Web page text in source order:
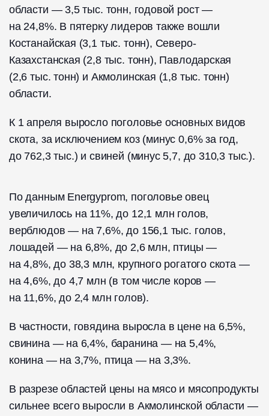
области — 3,5 тыс. тонн, годовой рост —
на 24,8%. В пятерку лидеров также вошли
Костанайская (3,1 тыс. тонн), Северо-
Казахстанская (2,8 тыс. тонн), Павлодарская
(2,6 тыс. тонн) и Акмолинская (1,8 тыс. тонн)
области.
К 1 апреля выросло поголовье основных видов
скота, за исключением коз (минус 0,6% за год,
до 762,3 тыс.) и свиней (минус 5,7, до 310,3 тыс.).
По данным Energyprom, поголовье овец
увеличилось на 11%, до 12,1 млн голов,
верблюдов — на 7,6%, до 156,1 тыс. голов,
лошадей — на 6,8%, до 2,6 млн, птицы —
на 4,8%, до 38,3 млн, крупного рогатого скота —
на 4,6%, до 4,7 млн (в том числе коров —
на 11,6%, до 2,4 млн голов).
В частности, говядина выросла в цене на 6,5%,
свинина — на 6,4%, баранина — на 5,4%,
конина — на 3,7%, птица — на 3,3%.
В разрезе областей цены на мясо и мясопродукты
сильнее всего выросли в Акмолинской области —